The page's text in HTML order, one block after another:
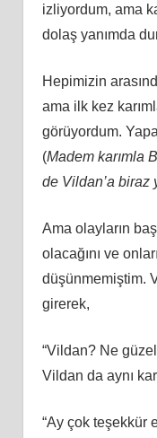
izliyordum, ama
dolaş yanımda
Hepimizin
ama ilk kez
görüyordum.
(Madem karımla
de Vildan’a biraz
Ama olayların
olacağını ve
düşünmemiştim.
girerek,
“Vildan? Ne
Vildan da aynı
“Ay çok teşekkür